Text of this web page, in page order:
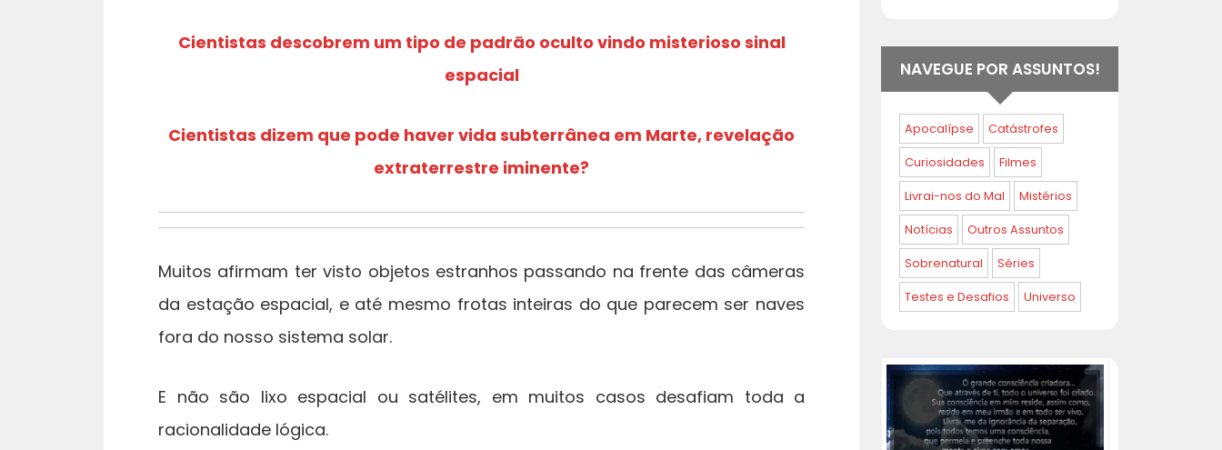
Cientistas descobrem um tipo de padrão oculto vindo misterioso sinal
espacial
Cientistas dizem que pode haver vida subterrânea em Marte, revelação
extraterrestre iminente?
Muitos afirmam ter visto objetos estranhos passando na frente das câmeras
da estação espacial, e até mesmo frotas inteiras do que parecem ser naves
fora do nosso sistema solar.
E não são lixo espacial ou satélites, em muitos casos desafiam toda a
racionalidade lógica.
NAVEGUE POR ASSUNTOS!
Apocalípse Catástrofes
Curiosidades Filmes
Livrai-nos do Mal Mistérios
Notícias Outros Assuntos
Sobrenatural Séries
Testes e Desafios Universo